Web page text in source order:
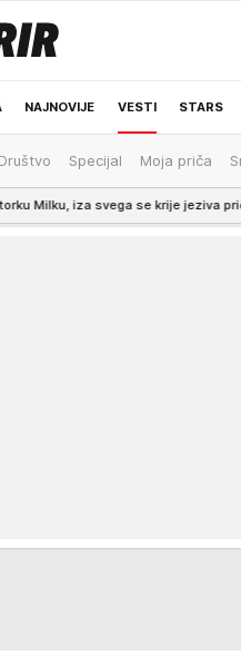
NAJNOVIJE VESTI STARS
BUDUĆNOST REGION NEWS
Društvo Specijal Moja priča
se krije jeziva priča koja je trajala